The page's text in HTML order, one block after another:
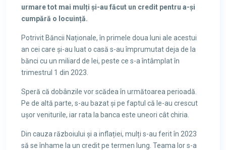
urmare tot mai mulți și-au făcut un credit pentru a-și
cumpără o locuință.
Potrivit Băncii Naționale, în primele doua luni ale acestui
an cei care și-au luat o casă s-au împrumutat deja de la
bănci cu un miliard de lei, peste ce s-a întâmplat în
trimestrul 1 din 2023.
Speră că dobânzile vor scădea în următoarea perioadă.
Pe de altă parte, s-au bazat și pe faptul că le-au crescut
ușor veniturile, iar rata la banca este uneori cât chiria.
Din cauza războiului și a inflației, mulți s-au ferit în 2023
să se înhame la un credit pe termen lung. Teama lor s-a